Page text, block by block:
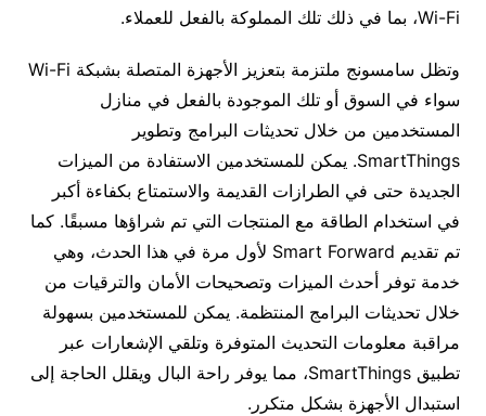
Wi-Fi، بما في ذلك تلك المملوكة بالفعل للعملاء.
وتظل سامسونج ملتزمة بتعزيز الأجهزة المتصلة بشبكة Wi-Fi
سواء في السوق أو تلك الموجودة بالفعل في منازل
المستخدمين من خلال تحديثات البرامج وتطوير
SmartThings. يمكن للمستخدمين الاستفادة من الميزات
الجديدة حتى في الطرازات القديمة والاستمتاع بكفاءة أكبر
في استخدام الطاقة مع المنتجات التي تم شراؤها مسبقًا. كما
تم تقديم Smart Forward لأول مرة في هذا الحدث، وهي
خدمة توفر أحدث الميزات وتصحيحات الأمان والترقيات من
خلال تحديثات البرامج المنتظمة. يمكن للمستخدمين بسهولة
مراقبة معلومات التحديث المتوفرة وتلقي الإشعارات عبر
تطبيق SmartThings، مما يوفر راحة البال ويقلل الحاجة إلى
استبدال الأجهزة بشكل متكرر.